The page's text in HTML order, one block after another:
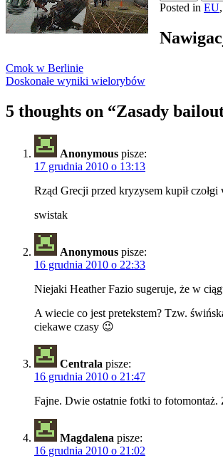
Posted in EU,
Cmok w Berlinie
Doskonałe wyniki wielorybów
5 thoughts on “Zasady
Anonymous pisze:
17 grudnia 2010 o 13:13
Rząd Grecji przed kryzysem kupił
swistak
Anonymous pisze:
16 grudnia 2010 o 22:33
Niejaki Heather Fazio sugeruje, że w
A wiecie co jest pretekstem? Tzw.
ciekawe czasy 😉
Centrala pisze:
16 grudnia 2010 o 21:47
Fajne. Dwie ostatnie fotki to
Magdalena pisze:
16 grudnia 2010 o 21:02